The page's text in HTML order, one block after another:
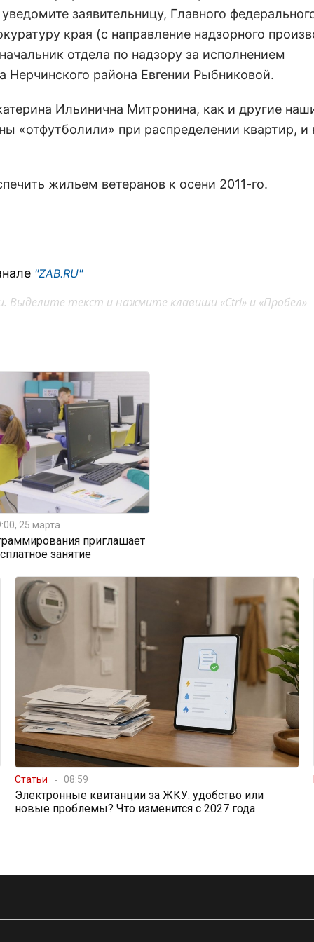
заявительницу, Главного
края (с направление надзорного
отдела по надзору за исполнением
Нерчинского района Евгении Рыбниковой.
Ильинична Митронина, как и другие
«отфутболили» при распределении квартир, и
жильем ветеранов к осени 2011-го.
"ZAB.RU"
Выделите текст и нажмите клавиши «Ctrl» и «Пробел»
25 марта
приглашает
занятие
Статьи 08:59
Электронные квитанции за ЖКУ: удобство или
новые проблемы? Что изменится с 2027 года